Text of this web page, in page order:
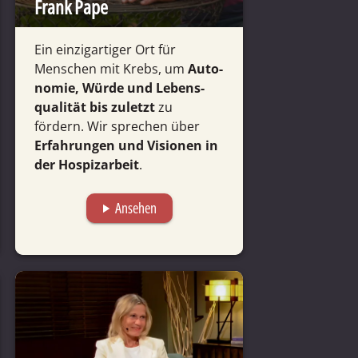
Frank Pape
Ein einzig­­artiger Ort für
Menschen mit Krebs, um Auto­
nomie, Würde und Lebens­
qualität bis zuletztzu
fördern. Wir sprechen über
Erfah­rungen und Visionen in
der Hospizarbeit.
play_arrow Ansehen